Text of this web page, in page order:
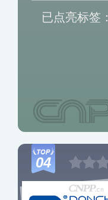
已点亮标签：
04